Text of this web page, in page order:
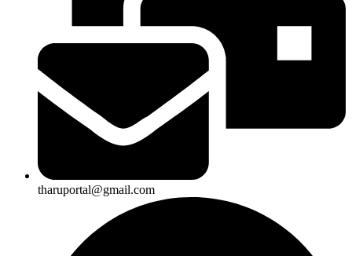
tharuportal@gmail.com